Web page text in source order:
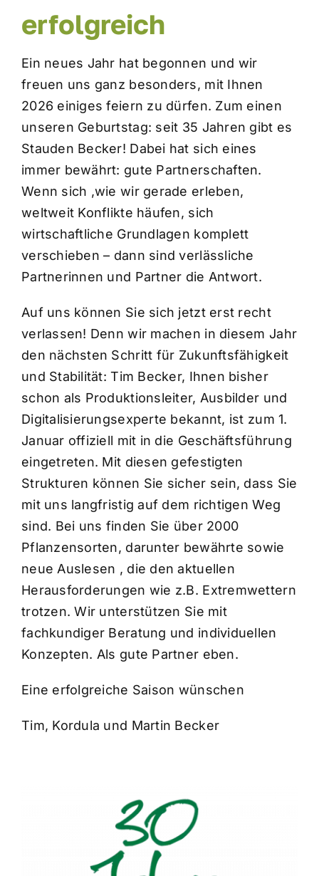
Beetplaner
Shop für Geschäftskunden
erfolgreich
Ein neues Jahr hat begonnen und wir
freuen uns ganz besonders, mit Ihnen
2026 einiges feiern zu dürfen. Zum einen
unseren Geburtstag: seit 35 Jahren gibt es
Stauden Becker! Dabei hat sich eines
immer bewährt: gute Partnerschaften.
Wenn sich ,wie wir gerade erleben,
weltweit Konflikte häufen, sich
wirtschaftliche Grundlagen komplett
verschieben – dann sind verlässliche
Partnerinnen und Partner die Antwort.
Auf uns können Sie sich jetzt erst recht
verlassen! Denn wir machen in diesem Jahr
den nächsten Schritt für Zukunftsfähigkeit
und Stabilität: Tim Becker, Ihnen bisher
schon als Produktionsleiter, Ausbilder und
Digitalisierungsexperte bekannt, ist zum 1.
Januar offiziell mit in die Geschäftsführung
eingetreten. Mit diesen gefestigten
Strukturen können Sie sicher sein, dass Sie
mit uns langfristig auf dem richtigen Weg
sind. Bei uns finden Sie über 2000
Pflanzensorten, darunter bewährte sowie
neue Auslesen , die den aktuellen
Herausforderungen wie z.B. Extremwettern
trotzen. Wir unterstützen Sie mit
fachkundiger Beratung und individuellen
Konzepten. Als gute Partner eben.
Eine erfolgreiche Saison wünschen
Tim, Kordula und Martin Becker